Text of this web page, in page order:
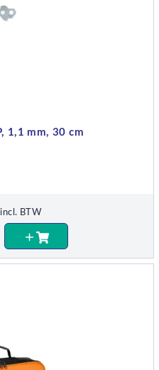
Picco Micro 3 (PM3), 1/4" P, 1,1 mm, 30 cm
incl. BTW